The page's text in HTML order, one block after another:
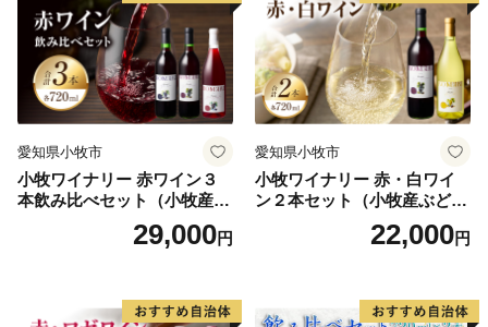
愛知県小牧市
小牧ワイナリー 赤ワイン３
本飲み比べセット（小牧産ぶ
どう100％使用）29,000円
愛知県小牧市
小牧ワイナリー 赤・白ワイ
ン２本セット（小牧産ぶどう
22,000円